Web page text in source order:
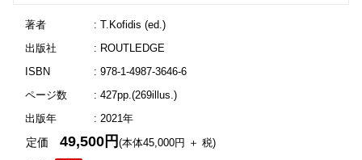
著者
: T.Kofidis (ed.)
出版社
: ROUTLEDGE
ISBN
: 978-1-4987-3646-6
ページ数
: 427pp.(269illus.)
出版年
: 2021年
定価49,500円(本体45,000円 ＋ 税)